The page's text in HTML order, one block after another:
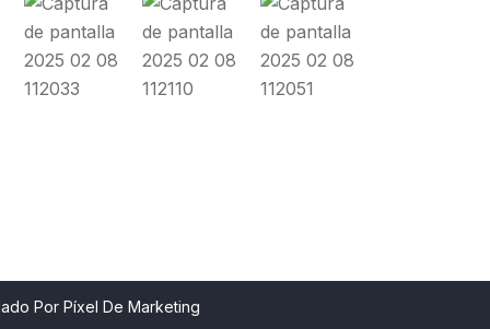
Por Píxel De Marketing